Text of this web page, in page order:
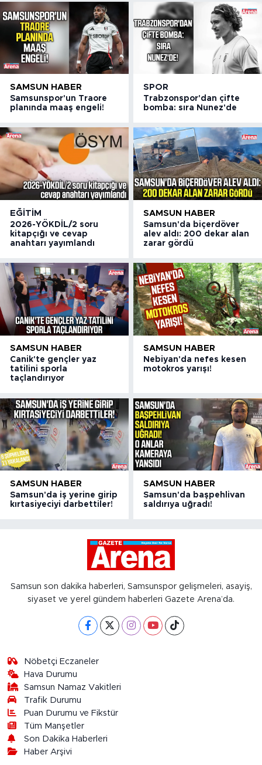
SAMSUN HABER
Samsunspor'un Traore
planında maaş engeli!
SPOR
Trabzonspor'dan çifte
bomba: sıra Nunez'de
EĞITIM
2026-YÖKDİL/2 soru
kitapçığı ve cevap
anahtarı yayımlandı
SAMSUN HABER
Samsun'da biçerdöver
alev aldı: 200 dekar alan
zarar gördü
SAMSUN HABER
Canik'te gençler yaz
tatilini sporla
taçlandırıyor
SAMSUN HABER
Nebiyan'da nefes kesen
motokros yarışı!
SAMSUN HABER
Samsun'da iş yerine girip
kırtasiyeciyi darbettiler!
SAMSUN HABER
Samsun'da başpehlivan
saldırıya uğradı!
Samsun son dakika haberleri, Samsunspor gelişmeleri, asayiş,
siyaset ve yerel gündem haberleri Gazete Arena’da.
Nöbetçi Eczaneler
Hava Durumu
Samsun Namaz Vakitleri
Trafik Durumu
Puan Durumu ve Fikstür
Tüm Manşetler
Son Dakika Haberleri
Haber Arşivi